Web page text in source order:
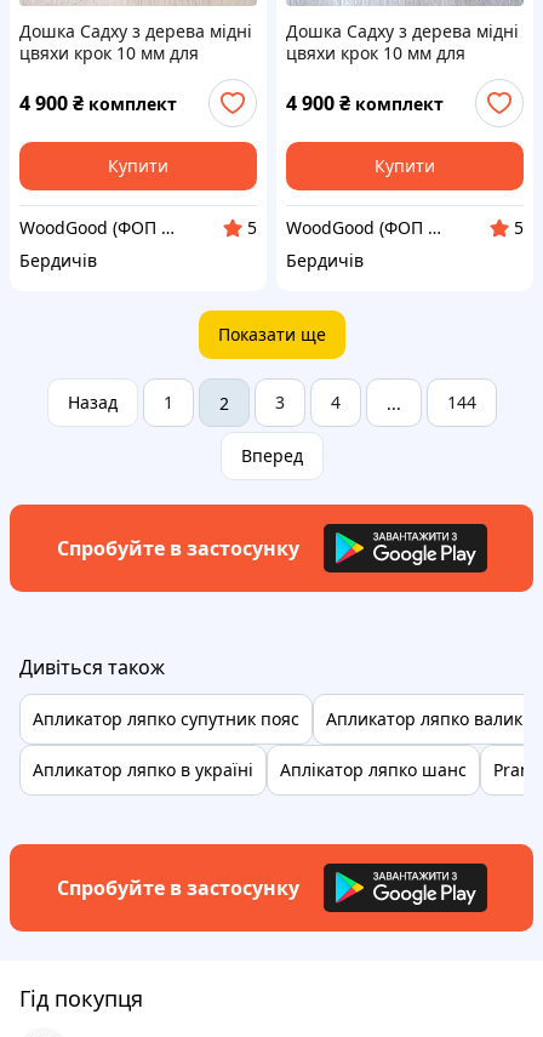
Дошка Садху з дерева мідні
цвяхи крок 10 мм для
новачків 35х14 см. Sadhu
board від виробника.
Дошка для йоги
4 900₴ комплект
Купити
WoodGood (ФОП Овчар Олена Володимирівна)
5
Бердичів
Дошка Садху з дерева мідні
цвяхи крок 10 мм для
новачків 35х14 см. Sadhu
board від виробника.
Дошка для йоги
4 900₴ комплект
Купити
WoodGood (ФОП Овчар Олена Володимирівна)
5
Бердичів
Показати ще
Назад 1 2 3 4 ... 144
Вперед
Спробуйте в застосунку
Дивіться також
Апликатор ляпко супутник пояс Апликатор ляпко валик
Апликатор ляпко в україні Аплікатор ляпко шанс
Спробуйте в застосунку
Гід покупця